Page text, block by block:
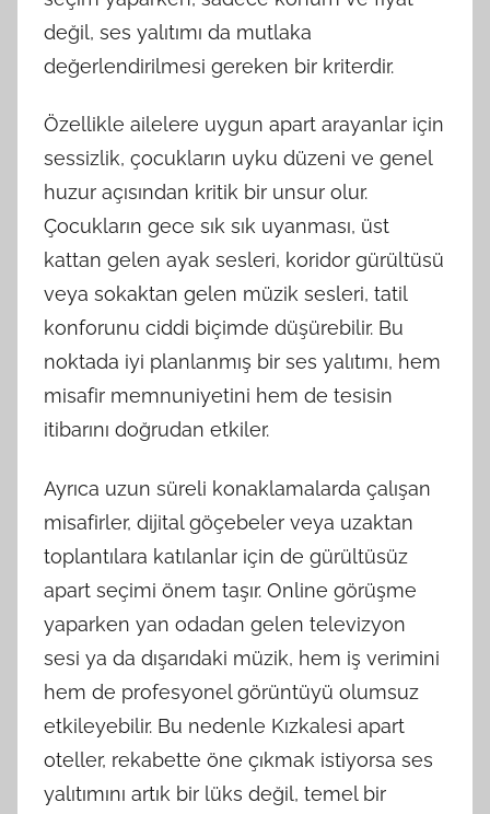
değil, ses yalıtımı da mutlaka
değerlendirilmesi gereken bir kriterdir.
Özellikle ailelere uygun apart arayanlar için
sessizlik, çocukların uyku düzeni ve genel
huzur açısından kritik bir unsur olur.
Çocukların gece sık sık uyanması, üst
kattan gelen ayak sesleri, koridor gürültüsü
veya sokaktan gelen müzik sesleri, tatil
konforunu ciddi biçimde düşürebilir. Bu
noktada iyi planlanmış bir ses yalıtımı, hem
misafir memnuniyetini hem de tesisin
itibarını doğrudan etkiler.
Ayrıca uzun süreli konaklamalarda çalışan
misafirler, dijital göçebeler veya uzaktan
toplantılara katılanlar için de gürültüsüz
apart seçimi önem taşır. Online görüşme
yaparken yan odadan gelen televizyon
sesi ya da dışarıdaki müzik, hem iş verimini
hem de profesyonel görüntüyü olumsuz
etkileyebilir. Bu nedenle Kızkalesi apart
oteller, rekabette öne çıkmak istiyorsa ses
yalıtımını artık bir lüks değil, temel bir